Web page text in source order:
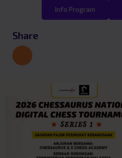
Info Program
Share